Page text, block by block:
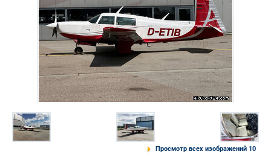
Просмотр всех изображений 10